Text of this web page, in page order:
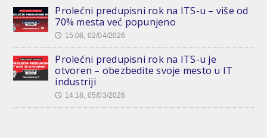
Prolećni predupisni rok na ITS-u – više od
70% mesta već popunjeno
🕔 15:08, 02/04/2026
Prolećni predupisni rok na ITS-u je
otvoren – obezbedite svoje mesto u IT
industriji
🕔 14:18, 05/03/2026